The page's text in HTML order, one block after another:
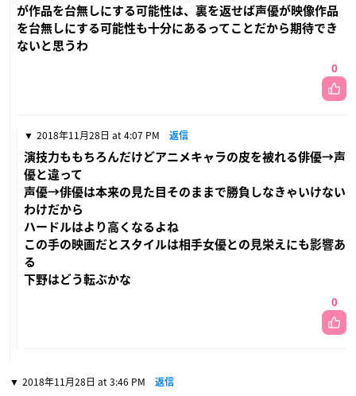
が作品を台無しにする可能性は、裏を返せば声優が映像作品
を台無しにする可能性も十分にあるってことだから期待でき
ないと思うわ
0
2018年11月28日 at 4:07 PM 返信
演技力ももちろんだけどアニメキャラの皮を被れる俳優→声
優と違って
声優→俳優は本来の見た目そのままで勝負しなきゃいけない
わけだから
ハードルはより高くなるよね
この手の映画だとスタイルは相手女優との見栄えにも影響あ
る
下野はどう転ぶかな
0
2018年11月28日 at 3:46 PM 返信